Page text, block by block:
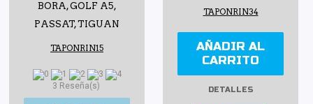
BORA, GOLF A5,
PASSAT, TIGUAN
TAPONRIN15
3 Reseña(s)
TAPONRIN34
AÑADIR AL
CARRITO
DETALLES